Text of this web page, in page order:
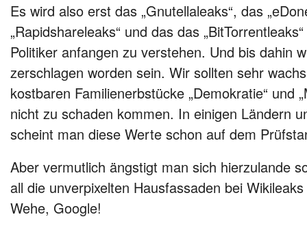
Es wird also erst das „Gnutellaleaks“, das
„Rapidshareleaks“ und das das
Politiker anfangen zu verstehen. Und bis dahin
zerschlagen worden sein. Wir sollten sehr
kostbaren Familienerbstücke „Demokratie“ und
nicht zu schaden kommen. In einigen Ländern
scheint man diese Werte schon auf dem
Aber vermutlich ängstigt man sich hierzulande
all die unverpixelten Hausfassaden bei
Wehe, Google!